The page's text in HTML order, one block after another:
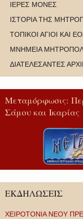
ΙΕΡΕΣ ΜΟΝΕΣ
ΙΣΤΟΡΙΑ ΤΗΣ
ΤΟΠΙΚΟΙ ΑΓΙΟΙ ΚΑΙ
ΜΝΗΜΕΙΑ
ΔΙΑΤΕΛΕΣΑΝΤΕΣ
Μεταμόρφωσις:
Σάμου και Ικαρίας
ΕΚΔΗΛΩΣΕΙΣ
ΧΕΙΡΟΤΟΝΙΑ ΝΕΟΥ